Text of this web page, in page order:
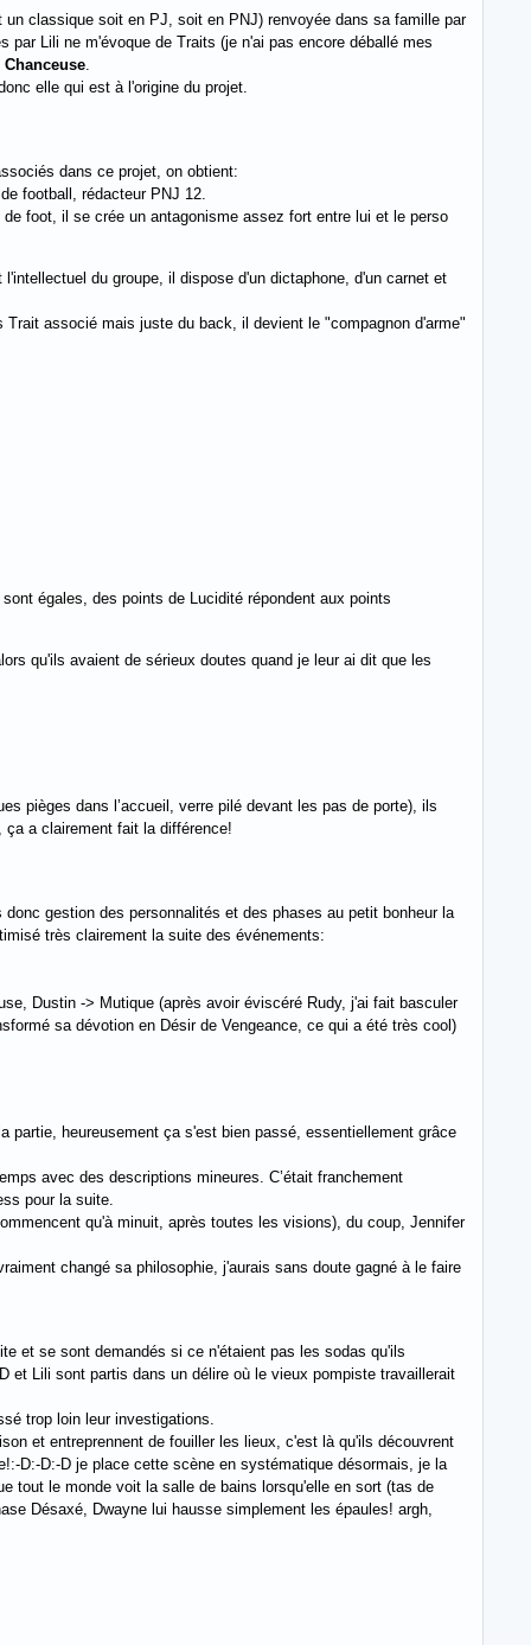
classique soit en PJ, soit en PNJ) renvoyée dans sa famille par
Lili ne m'évoque de Traits (je n'ai pas encore déballé mes
Chanceuse
elle qui est à l'origine du projet.
dans ce projet, on obtient:
football, rédacteur PNJ 12.
foot, il se crée un antagonisme assez fort entre lui et le perso
du groupe, il dispose d'un dictaphone, d'un carnet et
associé mais juste du back, il devient le "compagnon d'arme"
égales, des points de Lucidité répondent aux points
qu'ils avaient de sérieux doutes quand je leur ai dit que les
pièges dans l’accueil, verre pilé devant les pas de porte), ils
a clairement fait la différence!
gestion des personnalités et des phases au petit bonheur la
très clairement la suite des événements:
Dustin -> Mutique (après avoir éviscéré Rudy, j'ai fait basculer
sa dévotion en Désir de Vengeance, ce qui a été très cool)
partie, heureusement ça s'est bien passé, essentiellement grâce
avec des descriptions mineures. C’était franchement
pour la suite.
qu'à minuit, après toutes les visions), du coup, Jennifer
changé sa philosophie, j'aurais sans doute gagné à le faire
et se sont demandés si ce n'étaient pas les sodas qu'ils
et Lili sont partis dans un délire où le vieux pompiste travaillerait
trop loin leur investigations.
et entreprennent de fouiller les lieux, c'est là qu'ils découvrent
D:-D:-D je place cette scène en systématique désormais, je la
tout le monde voit la salle de bains lorsqu'elle en sort (tas de
Désaxé, Dwayne lui hausse simplement les épaules! argh,